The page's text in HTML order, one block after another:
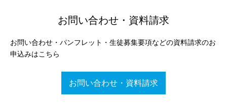
お問い合わせ・資料請求
お問い合わせ・パンフレット・生徒募集要項などの資料請求のお
申込みはこちら
お問い合わせ・資料請求